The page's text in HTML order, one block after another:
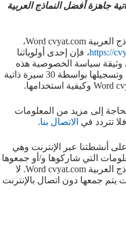
لموقع 30 سيرة ذاتية جاهزة أفضل النماذج العربية
في 30 سيرة ذاتية جاهزة أفضل النماذج العربية Word cvyat.com،
https://، فإن إحدى أولوياتنا
وثيقة سياسة الخصوصية هذه
على أنواع المعلومات التي يتم جمعها وتسجيلها بواسطة 30 سيرة ذاتية
إلى مزيد من المعلومات
تتردد في الاتصال بنا.
أنشطتنا عبر الإنترنت وهي
التي شاركوها و/أو جمعوها
في 30 سيرة ذاتية جاهزة أفضل النماذج العربية Word cvyat.com. لا
جمعها دون اتصال بالإنترنت